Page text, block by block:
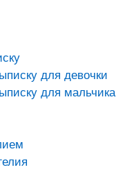
для девочки
для мальчика